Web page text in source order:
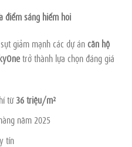
điểm sáng hiếm hoi
giảm mạnh các dự áncăn hộ
trở thành lựa chọn đáng giá
từ36 triệu/m²
năm 2025
tín